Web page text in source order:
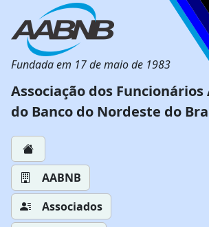
Fundada em 17 de maio de 1983
Associação dos
do Banco do Nordeste do
AABNB
Associados